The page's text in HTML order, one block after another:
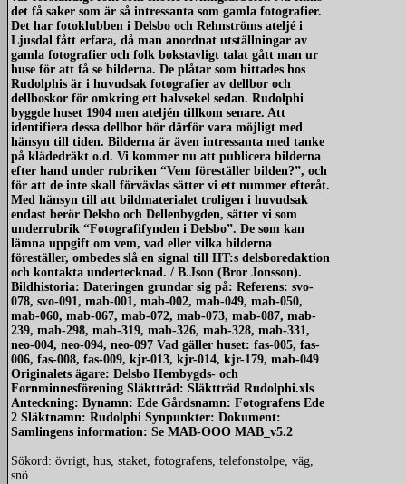
det få saker som är så intressanta som gamla fotografier.
Det har fotoklubben i Delsbo och Rehnströms ateljé i
Ljusdal fått erfara, då man anordnat utställningar av
gamla fotografier och folk bokstavligt talat gått man ur
huse för att få se bilderna. De plåtar som hittades hos
Rudolphis är i huvudsak fotografier av dellbor och
dellboskor för omkring ett halvsekel sedan. Rudolphi
byggde huset 1904 men ateljén tillkom senare. Att
identifiera dessa dellbor bör därför vara möjligt med
hänsyn till tiden. Bilderna är även intressanta med tanke
på klädedräkt o.d. Vi kommer nu att publicera bilderna
efter hand under rubriken “Vem föreställer bilden?”, och
för att de inte skall förväxlas sätter vi ett nummer efteråt.
Med hänsyn till att bildmaterialet troligen i huvudsak
endast berör Delsbo och Dellenbygden, sätter vi som
underrubrik “Fotografifynden i Delsbo”. De som kan
lämna uppgift om vem, vad eller vilka bilderna
föreställer, ombedes slå en signal till HT:s delsboredaktion
och kontakta undertecknad. / B.Json (Bror Jonsson).
Bildhistoria: Dateringen grundar sig på: Referens: svo-
078, svo-091, mab-001, mab-002, mab-049, mab-050,
mab-060, mab-067, mab-072, mab-073, mab-087, mab-
239, mab-298, mab-319, mab-326, mab-328, mab-331,
neo-004, neo-094, neo-097 Vad gäller huset: fas-005, fas-
006, fas-008, fas-009, kjr-013, kjr-014, kjr-179, mab-049
Originalets ägare: Delsbo Hembygds- och
Fornminnesförening Släktträd: Släktträd Rudolphi.xls
Anteckning: Bynamn: Ede Gårdsnamn: Fotografens Ede
2 Släktnamn: Rudolphi Synpunkter: Dokument:
Samlingens information: Se MAB-OOO MAB_v5.2
Sökord: övrigt, hus, staket, fotografens, telefonstolpe, väg,
snö